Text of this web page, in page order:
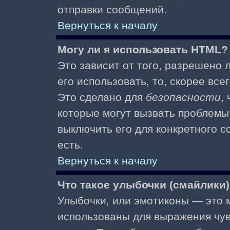
отправки сообщений.
Вернуться к началу
Могу ли я использовать HTML?
Это зависит от того,
его использовать, то, скорее
Это сделано для безопасности,
которые могут вызвать
выключить его для конкретного
есть.
Вернуться к началу
Что такое улыбочки
Улыбочки, или эмотиконы — это
использованы для выражения